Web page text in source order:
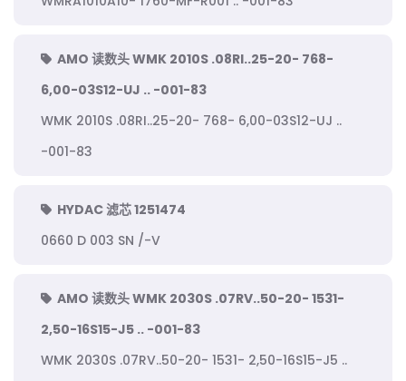
AMO 读数头 WMK 2010S .08RI..25-20- 768-
6,00-03S12-UJ .. -001-83
WMK 2010S .08RI..25-20- 768- 6,00-03S12-UJ ..
-001-83
HYDAC 滤芯 1251474
0660 D 003 SN /-V
AMO 读数头 WMK 2030S .07RV..50-20- 1531-
2,50-16S15-J5 .. -001-83
WMK 2030S .07RV..50-20- 1531- 2,50-16S15-J5 ..